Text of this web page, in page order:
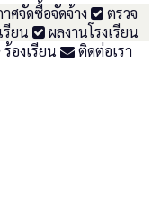
ศจัดซื้อจัดจ้าง
ตรวจ
รียน
ผลงานโรงเรียน
ร้องเรียน ติดต่อเรา